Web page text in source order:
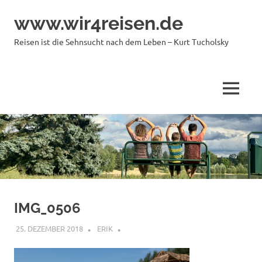
Inhaltwww.wir4reisen.de
Reisen ist die Sehnsucht nach dem Leben – Kurt Tucholsky
MENÜ
IMG_0506
25. DEZEMBER 2018 ERIK